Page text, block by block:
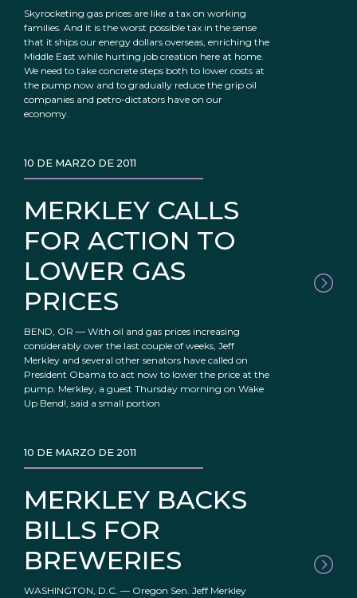
Skyrocketing gas prices are like a tax on working
families. And it is the worst possible tax in the sense
that it ships our energy dollars overseas, enriching the
Middle East while hurting job creation here at home.
We need to take concrete steps both to lower costs at
the pump now and to gradually reduce the grip oil
companies and petro-dictators have on our
economy.
MERKLEY CALLS
FOR ACTION TO
LOWER GAS
PRICES
10 DE MARZO DE 2011
BEND, OR — With oil and gas prices increasing
considerably over the last couple of weeks, Jeff
Merkley and several other senators have called on
President Obama to act now to lower the price at the
pump. Merkley, a guest Thursday morning on Wake
Up Bend!, said a small portion
MERKLEY BACKS
BILLS FOR
BREWERIES
10 DE MARZO DE 2011
WASHINGTON, D.C. — Oregon Sen. Jeff Merkley